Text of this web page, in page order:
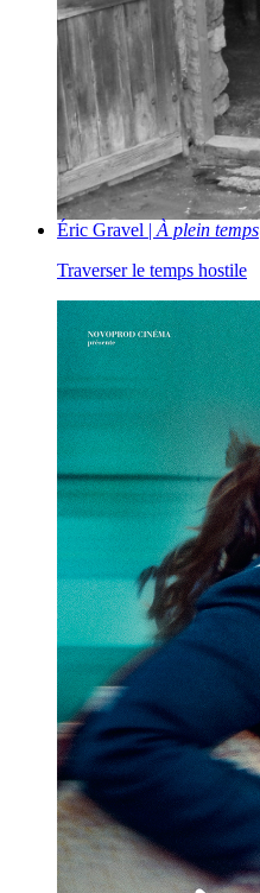
Éric Gravel | À plein temps
Traverser le temps hostile